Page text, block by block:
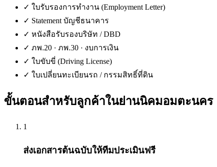
✓ ใบรับรองการทำงาน (Employment Letter)
✓ Statement บัญชีธนาคาร
✓ หนังสือรับรองบริษัท / DBD
✓ ภพ.20 · ภพ.30 · งบการเงิน
✓ ใบขับขี่ (Driving License)
✓ ใบเปลี่ยนทะเบียนรถ / กรรมสิทธิ์ที่ดิน
ขั้นตอนสำหรับลูกค้าในย่านนิคมอมตะนคร
1
ส่งเอกสารต้นฉบับให้ทีมประเมินฟรี